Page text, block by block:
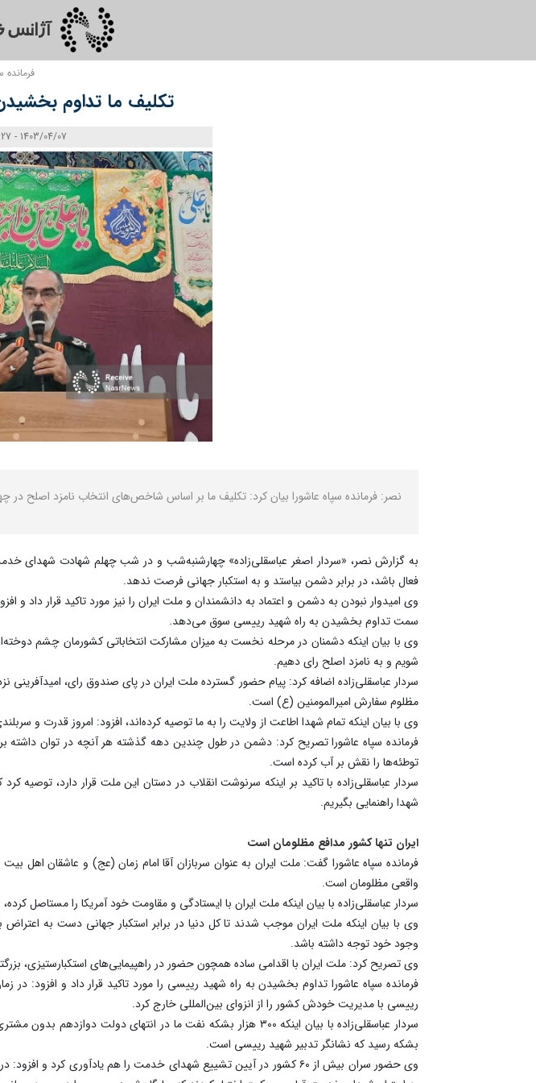
فرمانده
تکلیف ما تداوم
1403/04/07 - 10:27 - کد خبر: 115481
نصر: فرمانده سپاه عاشورا بیان کرد: تکلیف ما بر اساس شاخص‌های انتخاب نامزد اصلح
به گزارش نصر، «سردار اصغر عباسقلی‌زاده» چهارشنبه‌شب و در شب چهلم شهادت شهدای
فعال باشد، در برابر دشمن بیاستد و به استکبار جهانی فرصت ندهد.
وی امیدوار نبودن به دشمن و اعتماد به دانشمندان و ملت ایران را نیز مورد تاکید قرار
سمت تداوم بخشیدن به راه شهید رییسی سوق می‌دهد.
وی با بیان اینکه دشمنان در مرحله نخست به میزان مشارکت انتخاباتی کشورمان چشم
شویم و به نامزد اصلح رای دهیم.
سردار عباسقلی‌زاده اضافه کرد: پیام حضور گسترده ملت ایران در پای صندوق رای،
مظلوم سفارش امیرالمومنین (ع) است.
وی با بیان اینکه تمام شهدا اطاعت از ولایت را به ما توصیه کرده‌اند، افزود: امروز قدرت و
فرمانده سپاه عاشورا تصریح کرد: دشمن در طول چندین دهه گذشته هر آنچه در توان
توطئه‌ها را نقش بر آب کرده است.
سردار عباسقلی‌زاده با تاکید بر اینکه سرنوشت انقلاب در دستان این ملت قرار دارد،
شهدا راهنمایی بگیریم.
ایران تنها کشور مدافع مظلومان است
فرمانده سپاه عاشورا گفت: ملت ایران به عنوان سربازان آقا امام زمان (عج) و عاشقان
واقعی مظلومان است.
سردار عباسقلی‌زاده با بیان اینکه ملت ایران با ایستادگی و مقاومت خود آمریکا را مستاصل
وی با بیان اینکه ملت ایران موجب شدند تا کل دنیا در برابر استکبار جهانی دست به
وجود خود توجه داشته باشد.
وی تصریح کرد: ملت ایران با اقدامی ساده همچون حضور در راهپیمایی‌های استکبارستیزی،
فرمانده سپاه عاشورا تداوم بخشیدن به راه شهید رییسی را مورد تاکید قرار داد و افزود:
رییسی با مدیریت خودش کشور را از انزوای بین‌المللی خارج کرد.
سردار عباسقلی‌زاده با بیان اینکه ۳۰۰ هزار بشکه نفت ما در
بشکه رسید که نشانگر تدبیر شهید رییسی است.
وی حضور سران بیش از ۶۰ کشور در آیین تشییع شهدای خدمت را هم یادآوری